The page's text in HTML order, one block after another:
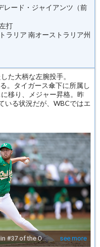
レード・ジャイアンツ（前
打
ラリア 南オーストラリア州
た大柄な左腕投手。
。タイガース傘下に所属し
移り、メジャー昇格。昨
いる状況だが、WBCではエ